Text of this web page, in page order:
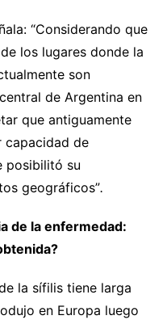
“Considerando que
los lugares donde la
son
de Argentina en
que antiguamente
capacidad de
posibilitó su
geográficos”.
de la enfermedad:
la sífilis tiene larga
en Europa luego